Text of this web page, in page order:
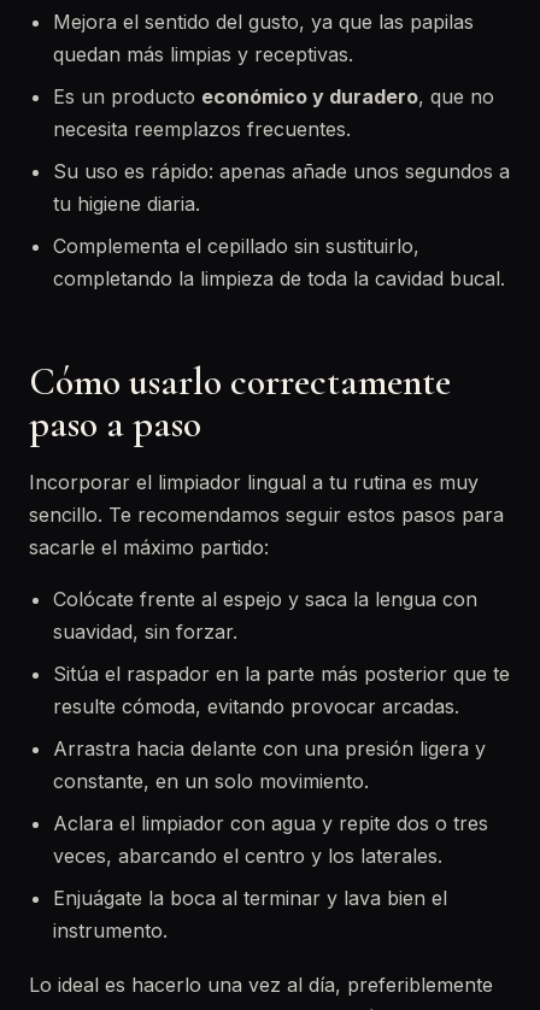
Mejora el sentido del gusto, ya que las papilas
quedan más limpias y receptivas.
Es un producto económico y duradero, que no
necesita reemplazos frecuentes.
Su uso es rápido: apenas añade unos segundos a
tu higiene diaria.
Complementa el cepillado sin sustituirlo,
completando la limpieza de toda la cavidad bucal.
Cómo usarlo correctamente
paso a paso
Incorporar el limpiador lingual a tu rutina es muy
sencillo. Te recomendamos seguir estos pasos para
sacarle el máximo partido:
Colócate frente al espejo y saca la lengua con
suavidad, sin forzar.
Sitúa el raspador en la parte más posterior que te
resulte cómoda, evitando provocar arcadas.
Arrastra hacia delante con una presión ligera y
constante, en un solo movimiento.
Aclara el limpiador con agua y repite dos o tres
veces, abarcando el centro y los laterales.
Enjuágate la boca al terminar y lava bien el
instrumento.
Lo ideal es hacerlo una vez al día, preferiblemente